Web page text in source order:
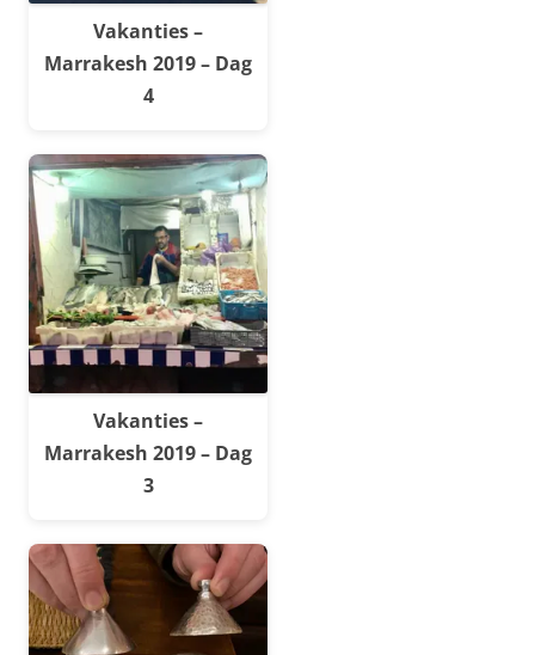
Vakanties –
Marrakesh 2019 – Dag
4
Vakanties –
Marrakesh 2019 – Dag
3